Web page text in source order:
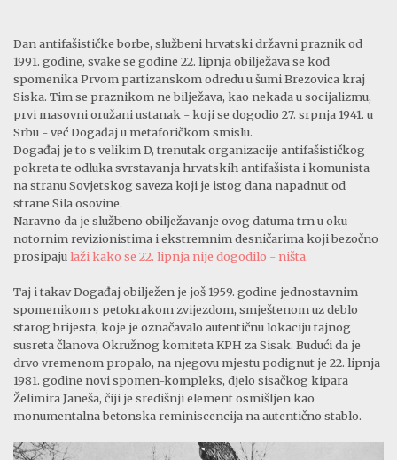
Dan antifašističke borbe, službeni hrvatski državni praznik od
1991. godine, svake se godine 22. lipnja obilježava se kod
spomenika Prvom partizanskom odredu u šumi Brezovica kraj
Siska. Tim se praznikom ne bilježava, kao nekada u socijalizmu,
prvi masovni oružani ustanak - koji se dogodio 27. srpnja 1941. u
Srbu - već Događaj u metaforičkom smislu.
Događaj je to s velikim D, trenutak organizacije antifašističkog
pokreta te odluka svrstavanja hrvatskih antifašista i komunista
na stranu Sovjetskog saveza koji je istog dana napadnut od
strane Sila osovine.
Naravno da je službeno obilježavanje ovog datuma trn u oku
notornim revizionistima i ekstremnim desničarima koji bezočno
prosipaju laži kako se 22. lipnja nije dogodilo - ništa.
Taj i takav Događaj obilježen je još 1959. godine jednostavnim
spomenikom s petokrakom zvijezdom, smještenom uz deblo
starog brijesta, koje je označavalo autentičnu lokaciju tajnog
susreta članova Okružnog komiteta KPH za Sisak. Budući da je
drvo vremenom propalo, na njegovu mjestu podignut je 22. lipnja
1981. godine novi spomen-kompleks, djelo sisačkog kipara
Želimira Janeša, čiji je središnji element osmišljen kao
monumentalna betonska reminiscencija na autentično stablo.